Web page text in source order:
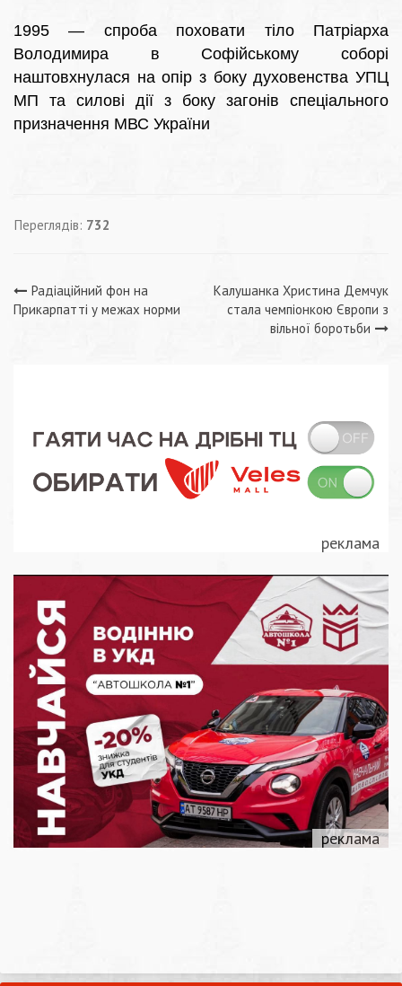
1995 — спроба поховати тіло Патріарха
Володимира в Софійському соборі
наштовхнулася на опір з боку духовенства УПЦ
МП та силові дії з боку загонів спеціального
призначення МВС України
Переглядів: 732
Навігація
Радіаційний фон на
Прикарпатті у межах норми
Калушанка Христина Демчук
стала чемпіонкою Європи з
вільної боротьби